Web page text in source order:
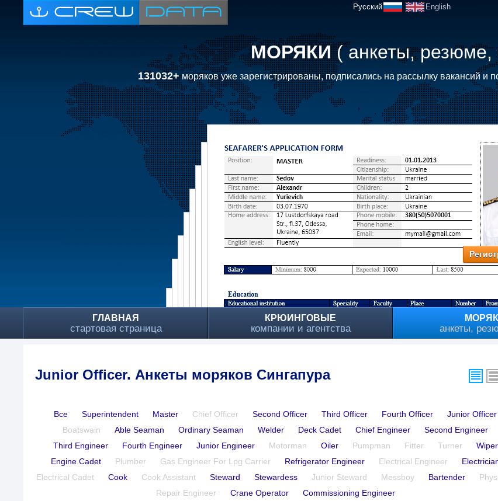
Русский English
МОРЯКИ( анкеты, резюме,
131032+моряков уже зарегистрированы, подписались на рассылку вакансий и
ГЛАВНАЯ
стартовая страница
КРЮИНГОВЫЕ
компании и агентства анкеты,
Junior Officer. Анкеты моряков Сингапура
Все Superintendent Master Chief Officer Second Officer Third Officer Fourth Officer
Junior Officer
Boatswain
Able Seaman Ordinary Seaman Welder Deck Cadet Chief Engineer
Second Engineer
Third Engineer
Fourth Engineer Junior Engineer Motorman Oiler Pumpman Fitter Turner
Wiper
Engine Cadet
Plumber Gas Engineer For Lpg Carrier Refrigerator Engineer Electrical Engineer
Electrical Cadet
Cook Cook Assistant Steward Stewardess Junior Steward Messboy Bartender
Repair Engineer
Crane Operator Commissioning Engineer